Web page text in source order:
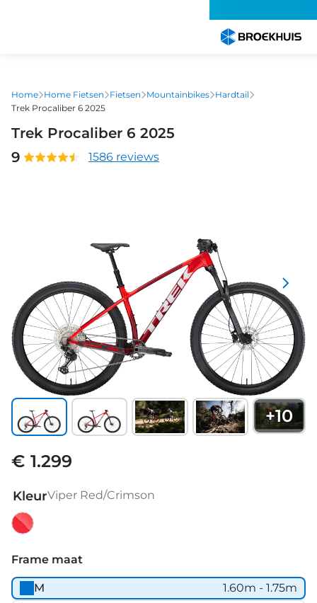
gaan
Home Home Fietsen Fietsen Mountainbikes Hardtail
Trek Procaliber 6 2025
Trek Procaliber 6 2025
9
1586 reviews
+10
€ 1.299
KleurViper Red/Crimson
Red/Crimson
Frame maat
M
1.60m - 1.75m